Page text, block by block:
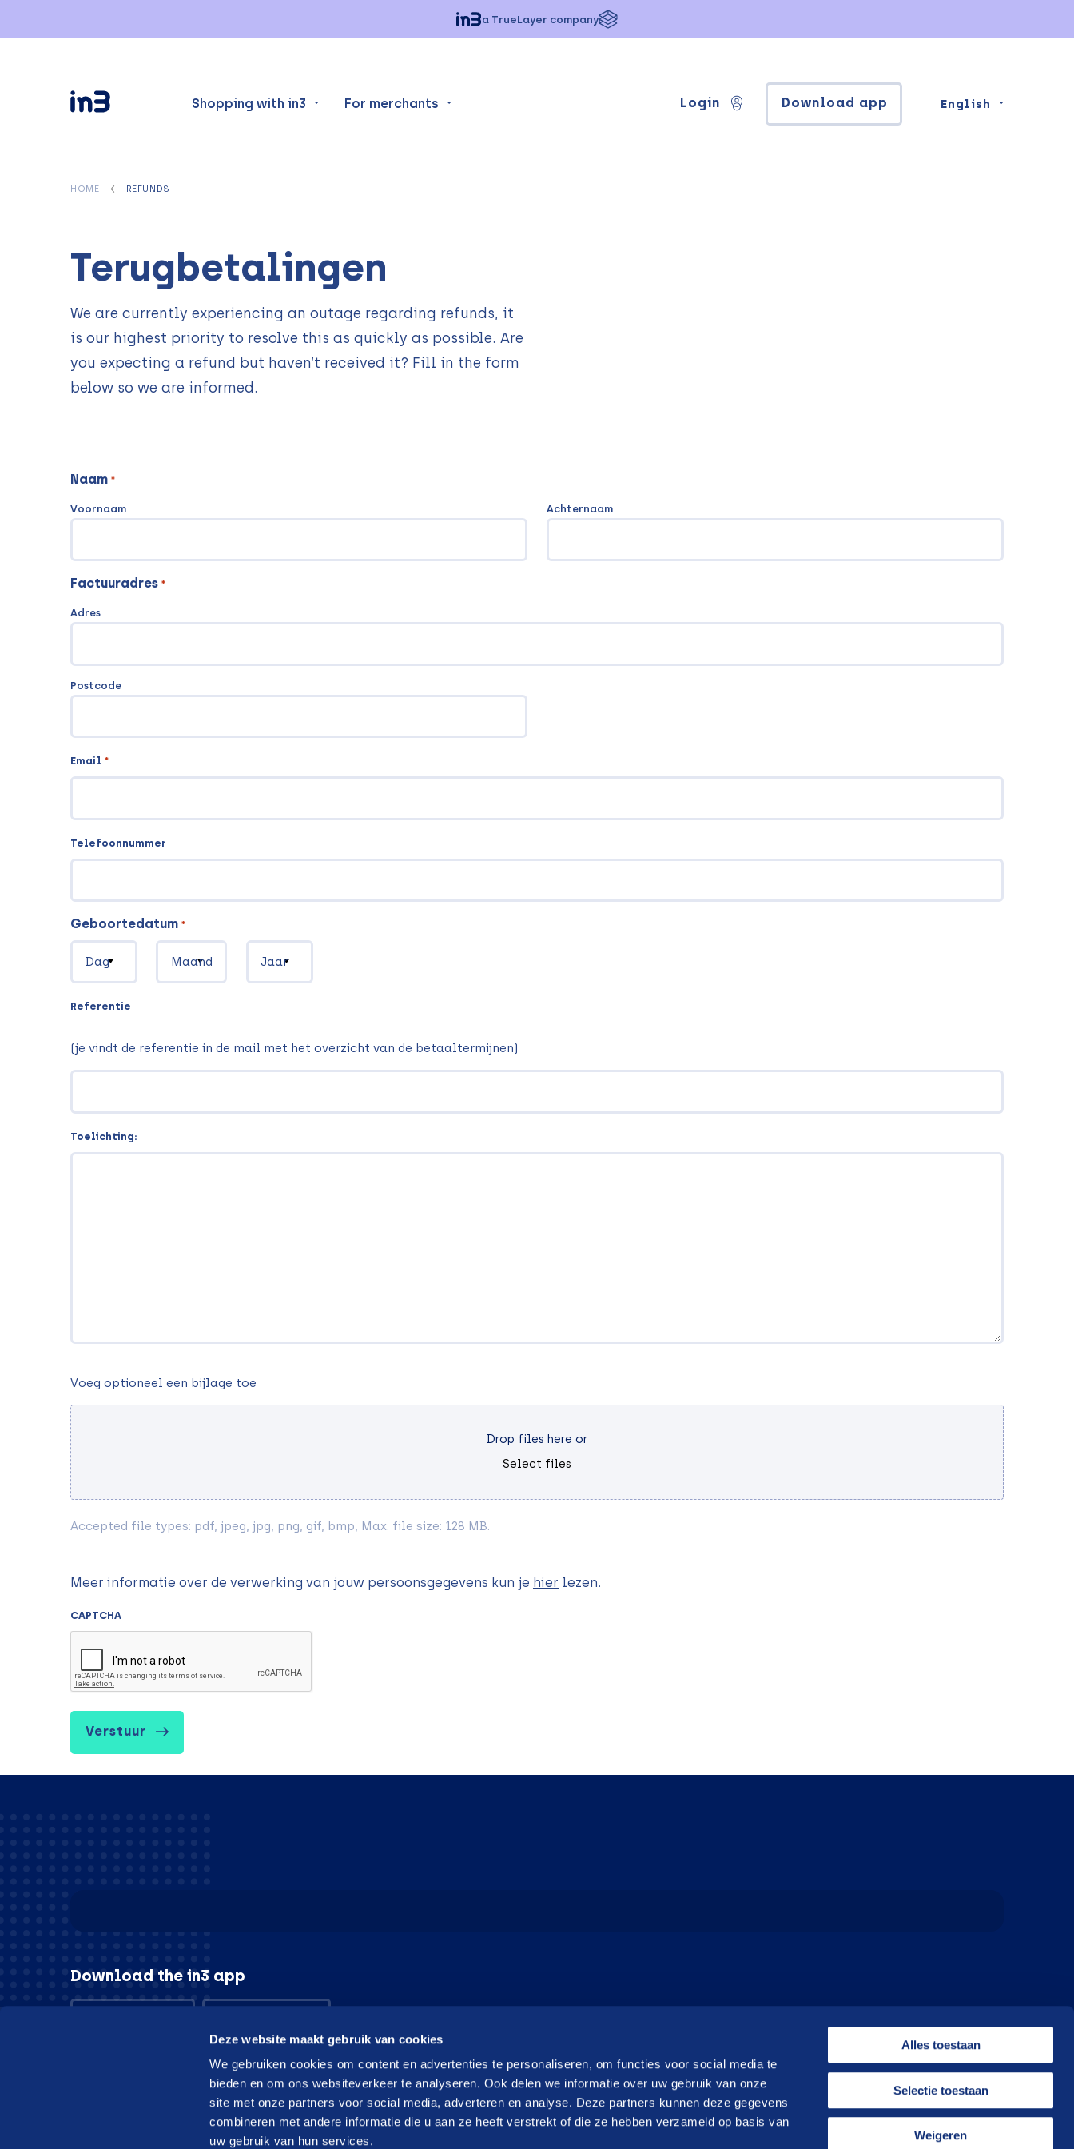
Deze website maakt gebruik van cookies
We gebruiken cookies om content en advertenties te personaliseren, om functies voor social media te
bieden en om ons websiteverkeer te analyseren. Ook delen we informatie over uw gebruik van onze
site met onze partners voor social media, adverteren en analyse. Deze partners kunnen deze gegevens
combineren met andere informatie die u aan ze heeft verstrekt of die ze hebben verzameld op basis van
uw gebruik van hun services.
Alles toestaan
Selectie toestaan
Weigeren
a TrueLayer company
Shopping with in3 For merchants Login Download app English
HOME REFUNDS
Terugbetalingen
We are currently experiencing an outage regarding refunds, it
is our highest priority to resolve this as quickly as possible. Are
you expecting a refund but haven’t received it? Fill in the form
below so we are informed.
Naam *
Voornaam Achternaam
Factuuradres *
Adres
Postcode
Email *
Telefoonnummer
Geboortedatum *
Referentie
(je vindt de referentie in de mail met het overzicht van de betaaltermijnen)
Toelichting:
bijlage
Voeg optioneel een bijlage toe
Drop files here or
Select files
Accepted file types: pdf, jpeg, jpg, png, gif, bmp, Max. file size: 128 MB.
Meer informatie over de verwerking van jouw persoonsgegevens kun je hier lezen.
CAPTCHA
Verstuur
Download the in3 app
© in3 - 2026 All rights reserverd